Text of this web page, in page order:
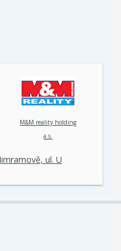
M&M reality holding
a.s.
ul. U